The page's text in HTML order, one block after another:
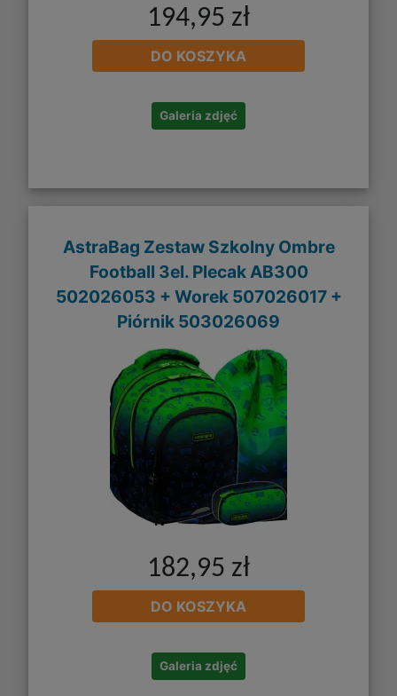
194,95 zł
DO KOSZYKA
Galeria zdjęć
AstraBag Zestaw Szkolny Ombre
Football 3el. Plecak AB300
502026053 + Worek 507026017 +
Piórnik 503026069
182,95 zł
DO KOSZYKA
Galeria zdjęć